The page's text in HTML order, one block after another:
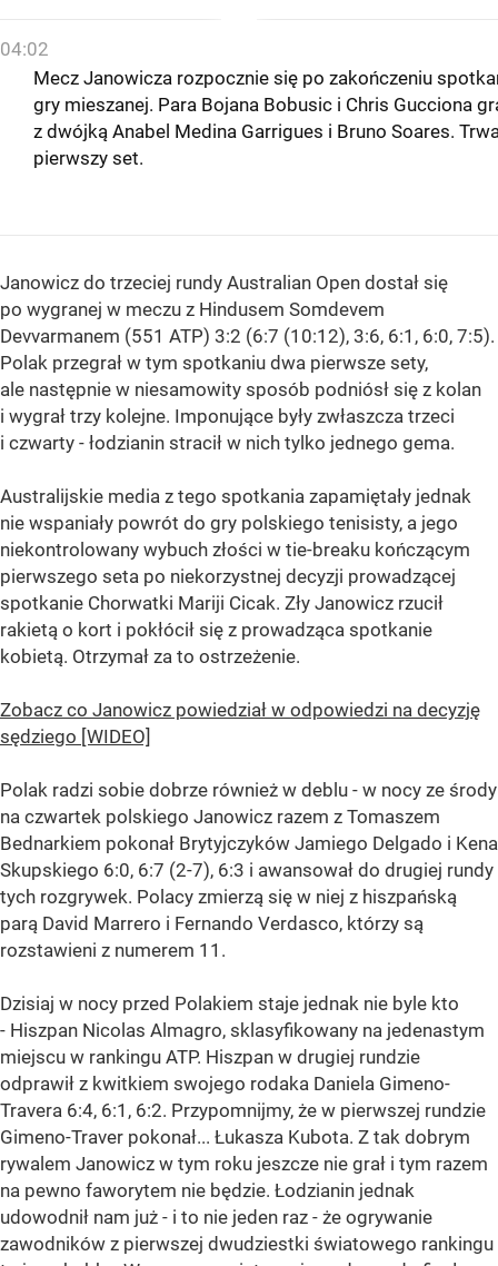
04:02
Mecz Janowicza rozpocznie się po zakończeniu
gry mieszanej. Para Bojana Bobusic i Chris Gucciona
z dwójką Anabel Medina Garrigues i Bruno Soares.
pierwszy set.
Janowicz do trzeciej rundy Australian Open dostał się
po wygranej w meczu z Hindusem Somdevem
Devvarmanem (551 ATP) 3:2 (6:7 (10:12), 3:6, 6:1, 6:0, 7:5).
Polak przegrał w tym spotkaniu dwa pierwsze sety,
ale następnie w niesamowity sposób podniósł się z kolan
i wygrał trzy kolejne. Imponujące były zwłaszcza trzeci
i czwarty - łodzianin stracił w nich tylko jednego gema.
Australijskie media z tego spotkania zapamiętały jednak
nie wspaniały powrót do gry polskiego tenisisty, a jego
niekontrolowany wybuch złości w tie-breaku kończącym
pierwszego seta po niekorzystnej decyzji prowadzącej
spotkanie Chorwatki Mariji Cicak. Zły Janowicz rzucił
rakietą o kort i pokłócił się z prowadząca spotkanie
kobietą. Otrzymał za to ostrzeżenie.
Zobacz co Janowicz powiedział w odpowiedzi na decyzję
sędziego [WIDEO]
Polak radzi sobie dobrze również w deblu - w nocy ze środy
na czwartek polskiego Janowicz razem z Tomaszem
Bednarkiem pokonał Brytyjczyków Jamiego Delgado i Kena
Skupskiego 6:0, 6:7 (2-7), 6:3 i awansował do drugiej rundy
tych rozgrywek. Polacy zmierzą się w niej z hiszpańską
parą David Marrero i Fernando Verdasco, którzy są
rozstawieni z numerem 11.
Dzisiaj w nocy przed Polakiem staje jednak nie byle kto
- Hiszpan Nicolas Almagro, sklasyfikowany na jedenastym
miejscu w rankingu ATP. Hiszpan w drugiej rundzie
odprawił z kwitkiem swojego rodaka Daniela Gimeno-
Travera 6:4, 6:1, 6:2. Przypomnijmy, że w pierwszej rundzie
Gimeno-Traver pokonał... Łukasza Kubota. Z tak dobrym
rywalem Janowicz w tym roku jeszcze nie grał i tym razem
na pewno faworytem nie będzie. Łodzianin jednak
udowodnił nam już - i to nie jeden raz - że ogrywanie
zawodników z pierwszej dwudziestki światowego rankingu